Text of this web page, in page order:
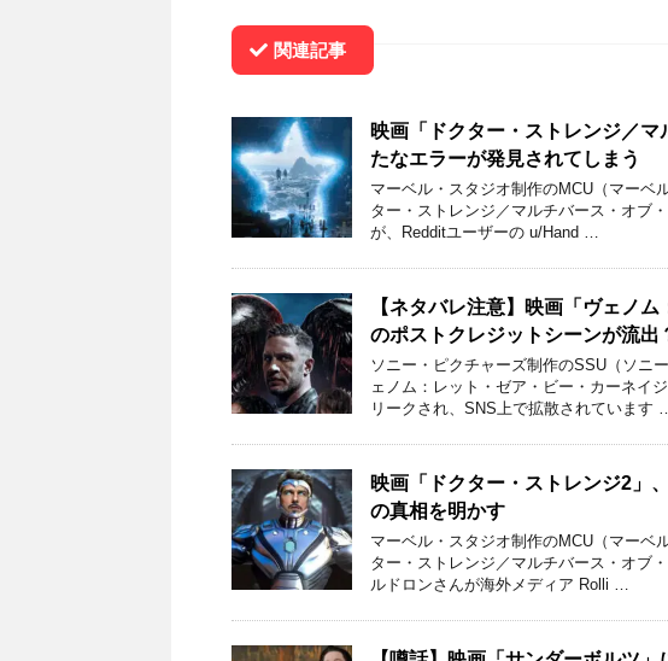
関連記事
映画「ドクター・ストレンジ／
たなエラーが発見されてしまう
マーベル・スタジオ制作のMCU（マーベ
ター・ストレンジ／マルチバース・オブ
が、Redditユーザーの u/Hand …
【ネタバレ注意】映画「ヴェノ
のポストクレジットシーンが流出
ソニー・ピクチャーズ制作のSSU（ソニ
ェノム：レット・ゼア・ビー・カーネイ
リークされ、SNS上で拡散されています …
映画「ドクター・ストレンジ2」
の真相を明かす
マーベル・スタジオ制作のMCU（マーベ
ター・ストレンジ／マルチバース・オブ
ルドロンさんが海外メディア Rolli …